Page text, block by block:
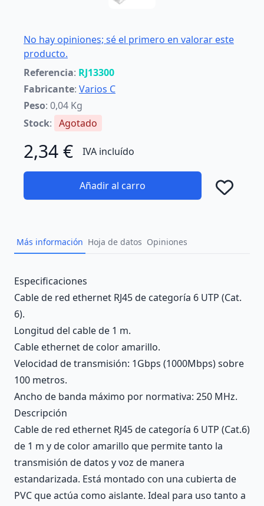
No hay opiniones; sé el primero en valorar este
producto.
Referencia: RJ13300
Fabricante: Varios C
Peso: 0,04 Kg
Stock: Agotado
2,34 € IVA incluído
Añadir al carro
Más información Hoja de datos Opiniones
Description
Especificaciones
Cable de red ethernet RJ45 de categoría 6 UTP (Cat.
6).
Longitud del cable de 1 m.
Cable ethernet de color amarillo.
Velocidad de transmisión: 1Gbps (1000Mbps) sobre
100 metros.
Ancho de banda máximo por normativa: 250 MHz.
Descripción
Cable de red ethernet RJ45 de categoría 6 UTP (Cat.6)
de 1 m y de color amarillo que permite tanto la
transmisión de datos y voz de manera
estandarizada. Está montado con una cubierta de
PVC que actúa como aislante. Ideal para uso tanto a